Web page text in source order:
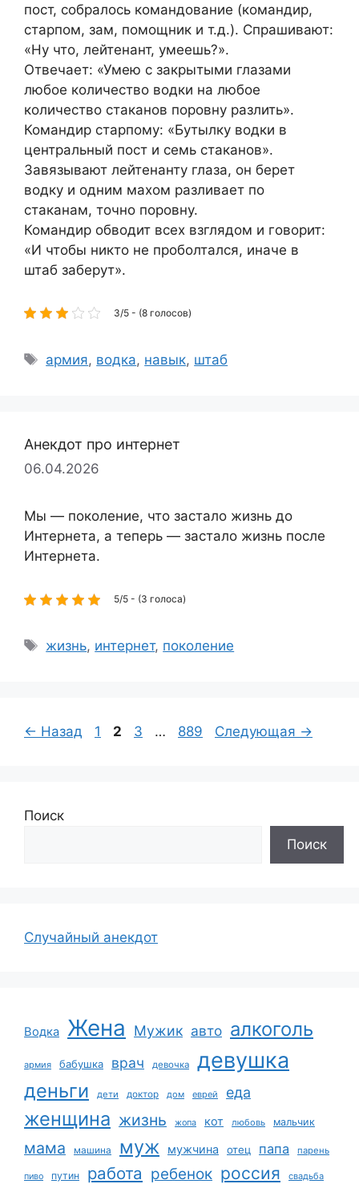
пост, собралось командование (командир,
старпом, зам, помощник и т.д.). Спрашивают:
«Ну что, лейтенант, умеешь?».
Отвечает: «Умею с закрытыми глазами
любое количество водки на любое
количество стаканов поровну разлить».
Командир старпому: «Бутылку водки в
центральный пост и семь стаканов».
Завязывают лейтенанту глаза, он берет
водку и одним махом разливает по
стаканам, точно поровну.
Командир обводит всех взглядом и говорит:
«И чтобы никто не проболтался, иначе в
штаб заберут».
3/5 - (8 голосов)
Метки
армия, водка, навык, штаб
Анекдот про интернет
06.04.2026
Мы — поколение, что застало жизнь до
Интернета, а теперь — застало жизнь после
Интернета.
5/5 - (3 голоса)
Метки
жизнь, интернет, поколение
← Назад Страница
1 Страница
2 Страница
3 … Страница
889 Следующая →
Поиск
Поиск
Случайный анекдот
Водка Жена Мужик авто алкоголь
армия бабушка врач девочка девушка
деньги дети доктор дом еврей еда
женщина жизнь жопа кот любовь мальчик
мама машина муж мужчина отец папа парень
пиво путин работа ребенок россия свадьба